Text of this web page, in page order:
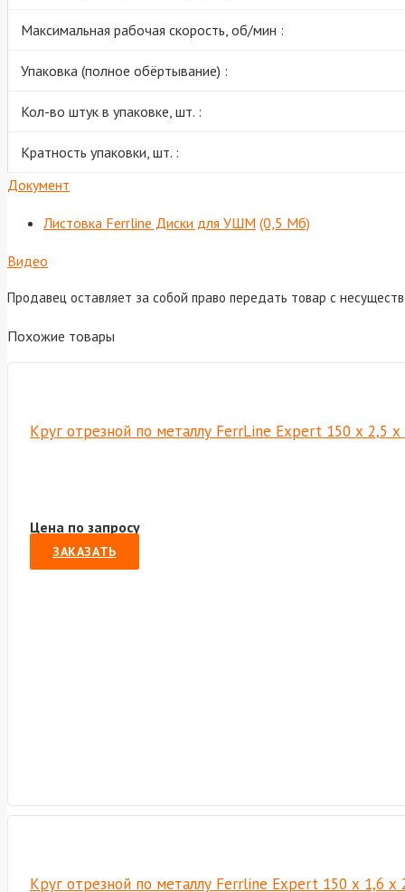
Максимальная рабочая скорость, об/мин :
Упаковка (полное обёртывание) :
Кол-во штук в упаковке, шт. :
Кратность упаковки, шт. :
Документ
Листовка Ferrline Диски для УШМ (0,5 Мб)
Видео
Продавец оставляет за собой право передать товар с
Похожие товары
Круг отрезной по металлу FerrLine Expert 150 х 2,5
Цена по запросу
ЗАКАЗАТЬ
Круг отрезной по металлу Ferrline Expert 150 х 1,6 х